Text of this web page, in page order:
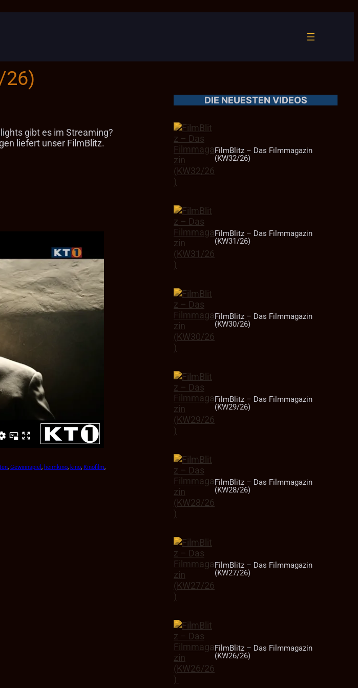
26)
gibt es im Streaming?
liefert unser FilmBlitz.
, Gewinnspiel , heimkino, kino, Kinofilm
DIE NEUESTEN VIDEOS
FilmBlitz – Das Filmmagazin
(KW32/26)
FilmBlitz – Das Filmmagazin
(KW31/26)
FilmBlitz – Das Filmmagazin
(KW30/26)
FilmBlitz – Das Filmmagazin
(KW29/26)
FilmBlitz – Das Filmmagazin
(KW28/26)
FilmBlitz – Das Filmmagazin
(KW27/26)
FilmBlitz – Das Filmmagazin
(KW26/26)